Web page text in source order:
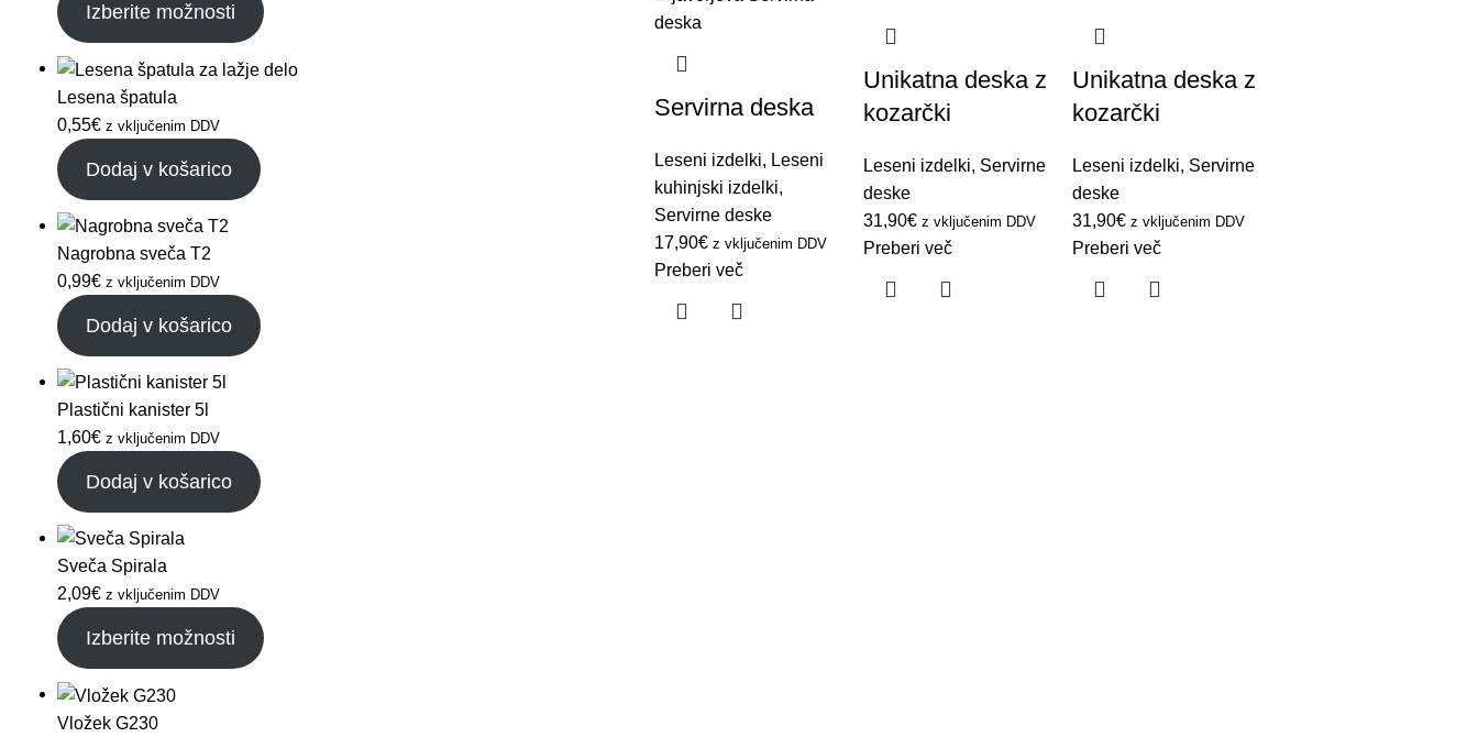
Izberite možnosti
Lesena špatula
0,55€ z vključenim DDV
Dodaj v košarico
Nagrobna sveča T2
0,99€ z vključenim DDV
Dodaj v košarico
Plastični kanister 5l
1,60€ z vključenim DDV
Dodaj v košarico
Sveča Spirala
2,09€ z vključenim DDV
Izberite možnosti
Vložek G230
Servirna deska
Leseni izdelki, Leseni
kuhinjski izdelki,
Servirne deske
17,90€ z vključenim DDV
Preberi več
Unikatna deska z
kozarčki
Leseni izdelki, Servirne
deske
31,90€ z vključenim DDV
Preberi več
Unikatna deska z
kozarčki
Leseni izdelki, Servirne
deske
31,90€ z vključenim DDV
Preberi več